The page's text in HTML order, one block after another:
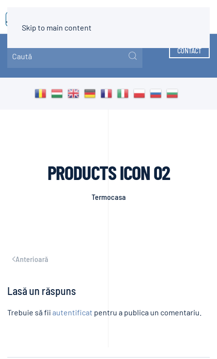
Skip to main content
CONTACT
PRODUCTS ICON 02
Termocasa
Anterioară
Lasă un răspuns
Trebuie să fii autentificat pentru a publica un comentariu.